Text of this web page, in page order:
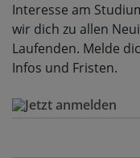
Interesse am
wir dich zu allen
Laufenden. Melde
Infos und Fristen.